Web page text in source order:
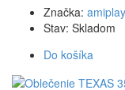
Značka: amiplay
Stav: Skladom
Do košíka